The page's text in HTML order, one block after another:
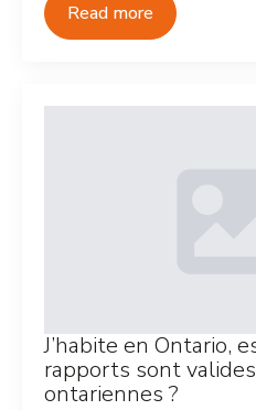
Read more
J’habite en Ontario,
rapports sont
ontariennes ?